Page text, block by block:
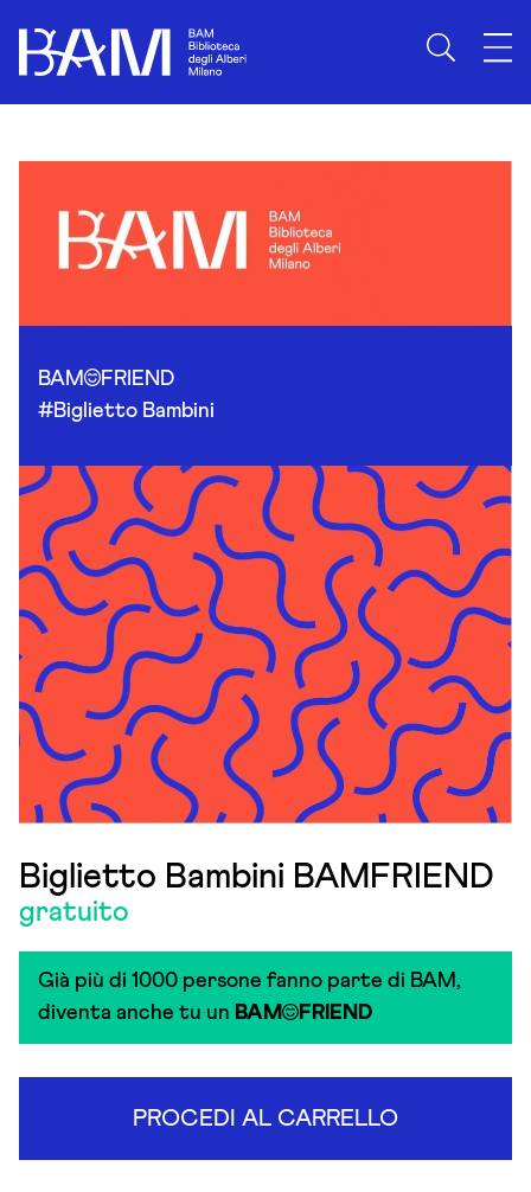
BAM
FRIEND
#Biglietto Bambini
Biglietto Bambini BAMFRIEND
gratuito
Già più di 1000 persone fanno parte di BAM,
diventa anche tu un BAM FRIEND
PROCEDI AL CARRELLO